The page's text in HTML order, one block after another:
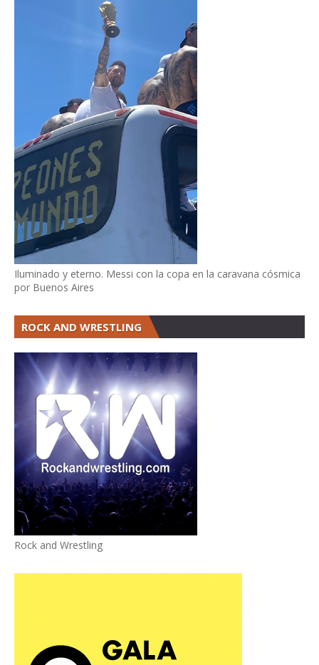
Iluminado y eterno. Messi con la copa en la caravana cósmica
por Buenos Aires
ROCK AND WRESTLING
Rock and Wrestling